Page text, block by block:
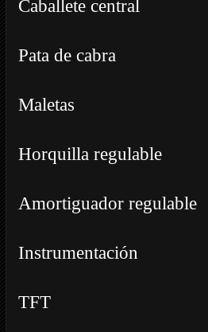
Caballete central
Pata de cabra
Maletas
Horquilla regulable
Amortiguador regulable
Instrumentación
TFT